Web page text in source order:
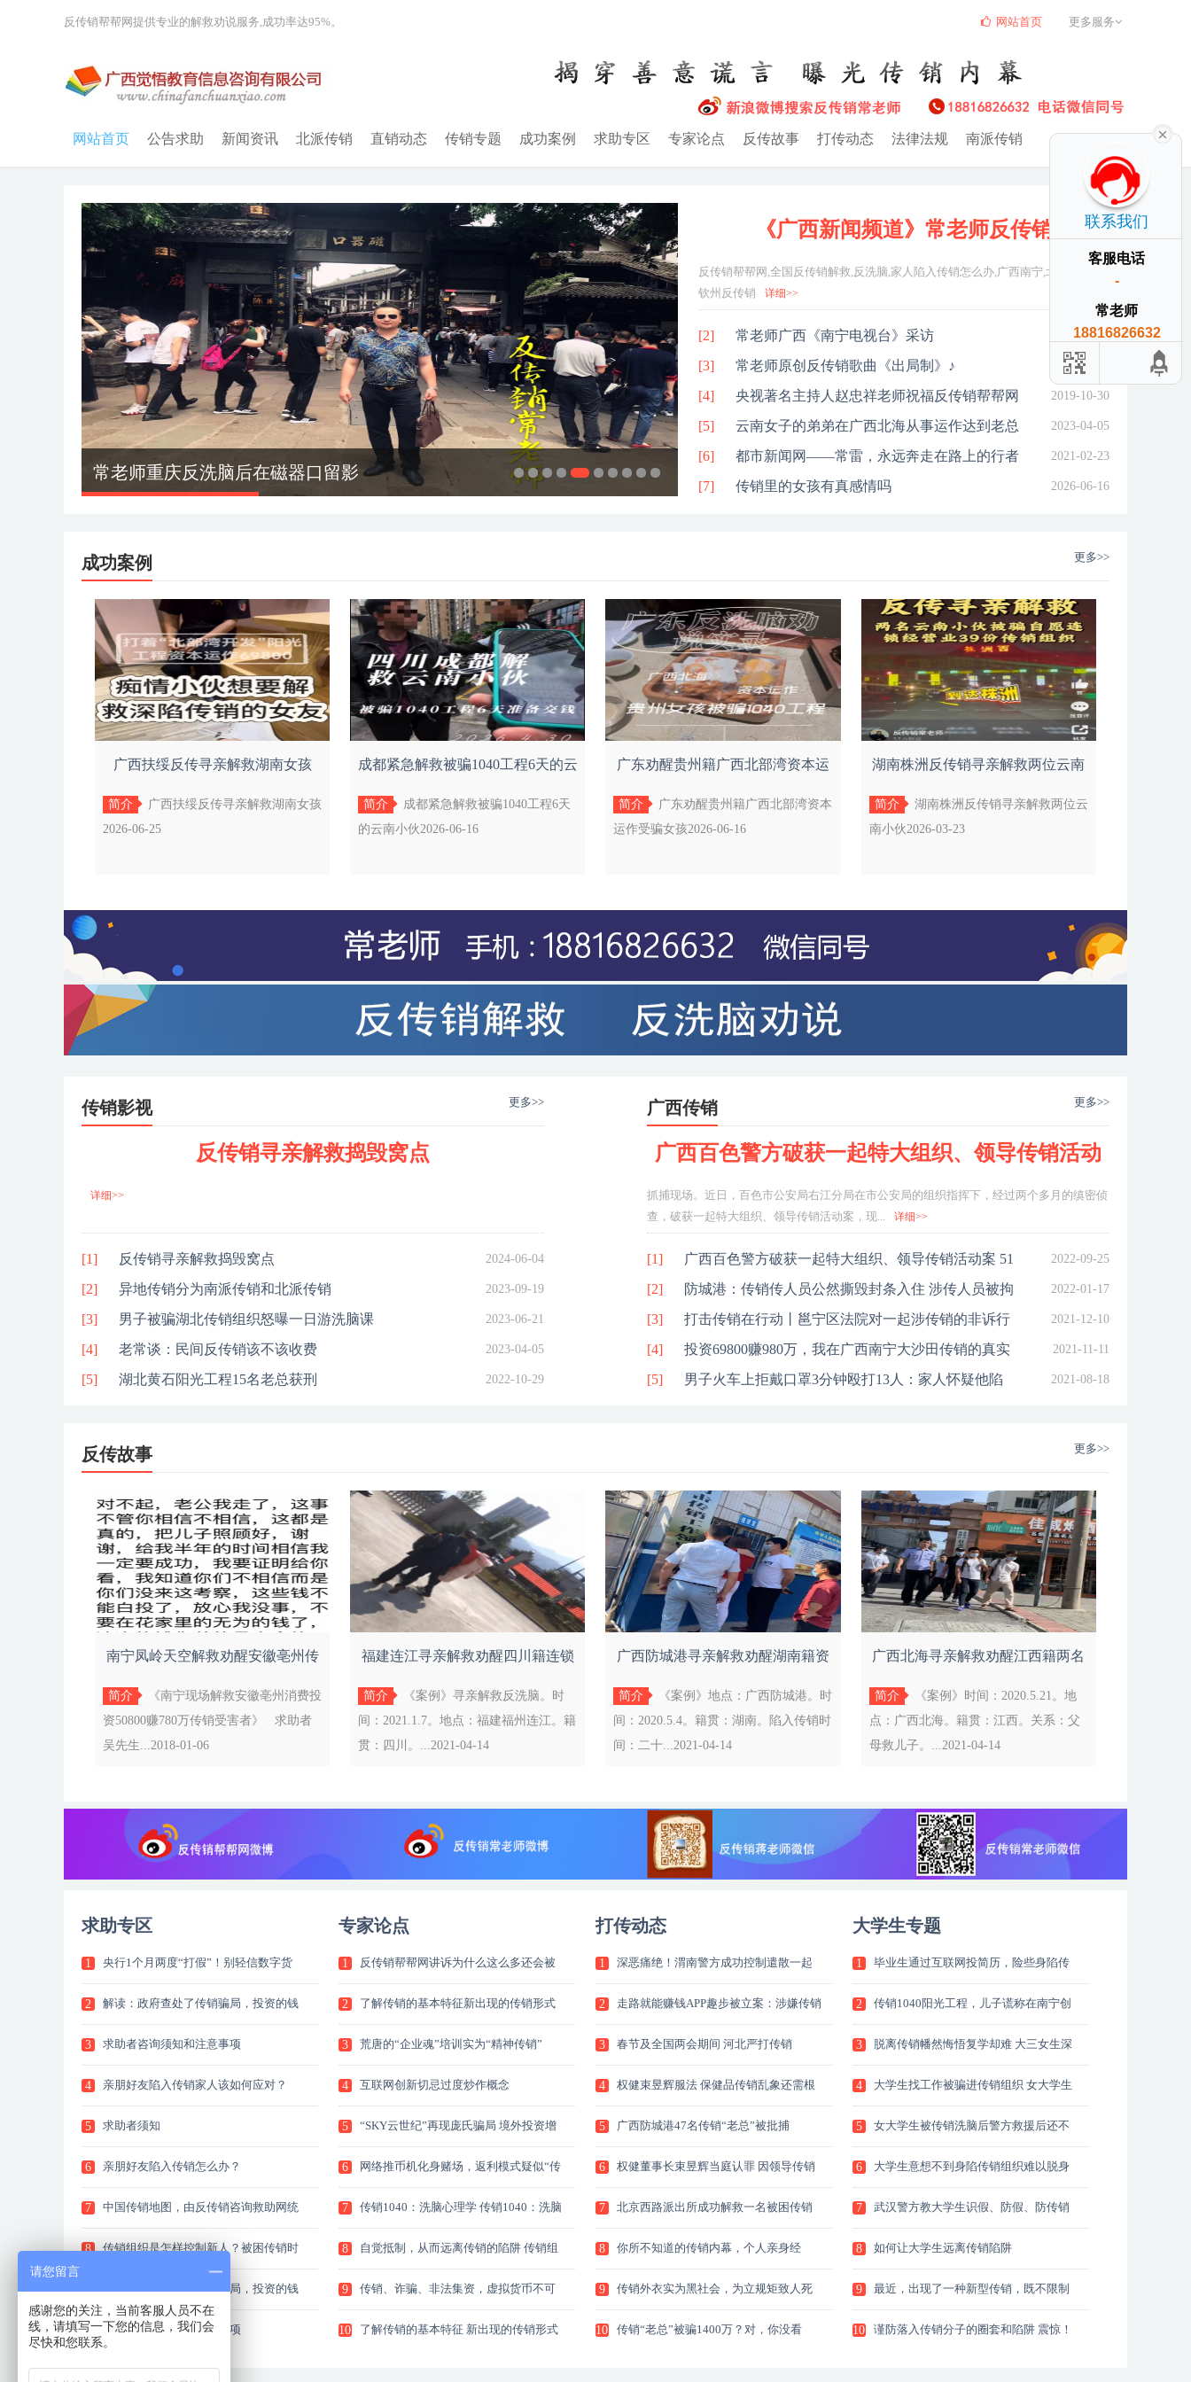
网站首页 公告求助 新闻资讯 北派传销 直销动态 传销专题 成功案例 求助专区 专家论点 反传故事 打传动态 法律法规 南派传销
网站首页 更多服务
反传销帮帮网提供专业的解救劝说服务,成功率达95%。
常老师重庆反洗脑后在磁器口留影
《广西新闻频道》常老师反传销
反传销帮帮网,全国反传销解救,反洗脑,家人陷入传销怎么办,广西南宁,北海,防城港,
钦州反传销
详细>>
[2] 常老师广西《南宁电视台》采访 2020-04-28
[3] 常老师原创反传销歌曲《出局制》♪ 2019-11-30
[4] 央视著名主持人赵忠祥老师祝福反传销帮帮网 2019-10-30
[5]
云南女子的弟弟在广西北海从事运作达到老总
级别被抓，留下弟媳妇带两个娃
2023-04-05
[6] 都市新闻网——常雷，永远奔走在路上的行者 2021-02-23
[7] 传销里的女孩有真感情吗 2026-06-16
成功案例 更多>>
广西扶绥反传寻亲解救湖南女孩
简介
广西扶绥反传寻亲解救湖南女孩
2026-06-25
成都紧急解救被骗1040工程6天的云
南小伙
简介
成都紧急解救被骗1040工程6天
的云南小伙2026-06-16
广东劝醒贵州籍广西北部湾资本运
作受骗女孩
简介
广东劝醒贵州籍广西北部湾资本
运作受骗女孩2026-06-16
湖南株洲反传销寻亲解救两位云南
小伙
简介
湖南株洲反传销寻亲解救两位云
南小伙2026-03-23
传销影视 更多>>
反传销寻亲解救捣毁窝点
详细>>
[1] 反传销寻亲解救捣毁窝点 2024-06-04
[2] 异地传销分为南派传销和北派传销 2023-09-19
[3] 男子被骗湖北传销组织怒曝一日游洗脑课 2023-06-21
[4] 老常谈：民间反传销该不该收费 2023-04-05
[5] 湖北黄石阳光工程15名老总获刑 2022-10-29
广西传销 更多>>
广西百色警方破获一起特大组织、领导传销活动
案 51个“A级老总”被一窝端
抓捕现场。近日，百色市公安局右江分局在市公安局的组织指挥下，经过两个多月的缜密侦
查，破获一起特大组织、领导传销活动案，现...
详细>>
[1]
广西百色警方破获一起特大组织、领导传销活动案 51
个“A级老总”被一窝端
2022-09-25
[2] 防城港：传销传人员公然撕毁封条入住 涉传人员被拘 2022-01-17
[3]
打击传销在行动丨邕宁区法院对一起涉传销的非诉行
政案件进行强制执行
2021-12-10
[4]
投资69800赚980万，我在广西南宁大沙田传销的真实
经历
2021-11-11
[5]
男子火车上拒戴口罩3分钟殴打13人：家人怀疑他陷
2021-08-18
反传故事 更多>>
南宁凤岭天空解救劝醒安徽亳州传
销受害者
简介
《南宁现场解救安徽亳州消费投
资50800赚780万传销受害者》 求助者
吴先生...2018-01-06
福建连江寻亲解救劝醒四川籍连锁
经营受害者
简介
《案例》寻亲解救反洗脑。时
间：2021.1.7。地点：福建福州连江。籍
贯：四川。...2021-04-14
广西防城港寻亲解救劝醒湖南籍资
本运作受害者
简介
《案例》地点：广西防城港。时
间：2020.5.4。籍贯：湖南。陷入传销时
间：二十...2021-04-14
广西北海寻亲解救劝醒江西籍两名
资本运作受害者
简介
《案例》时间：2020.5.21。地
点：广西北海。籍贯：江西。关系：父
母救儿子。...2021-04-14
求助专区
1
央行1个月两度“打假”！别轻信数字货
币“冒牌货” 或涉及诈骗传销
2
解读：政府查处了传销骗局，投资的钱
还能要回来吗?
3
求助者咨询须知和注意事项
4 亲朋好友陷入传销家人该如何应对？
5 求助者须知
6 亲朋好友陷入传销怎么办？
7
中国传销地图，由反传销咨询救助网统
计的全国传销现状
8
传销组织是怎样控制新人？被困传销时
9
解读：政府查处了传销骗局，投资的钱
还能要回来吗?
10
求助者咨询须知和注意事项
专家论点
1
反传销帮帮网讲诉为什么这么多还会被
骗的传销1040阳光工程是传销，为什么
还有人加入？原因在于……
2
了解传销的基本特征新出现的传销形式
有哪些，怎样识别？
3
荒唐的“企业魂”培训实为“精神传销”
4 互联网创新切忌过度炒作概念
5
“SKY云世纪”再现庞氏骗局 境外投资增
加追责难度
6
网络推币机化身赌场，返利模式疑似“传
销”，是否已触碰法律红线 网络推币
机“线上”化身赌场 返利模式
7
传销1040：洗脑心理学 传销1040：洗脑
心理学
8
自觉抵制，从而远离传销的陷阱 传销组
织又来新招式 烟台网警揭秘支招
9
传销、诈骗、非法集资，虚拟货币不可
触碰的高压线有哪些 传销诈骗非法集资
虚拟货币不可触碰的高压线有
10
了解传销的基本特征 新出现的传销形式
打传动态
1
深恶痛绝！渭南警方成功控制遣散一起
传销团伙 幸运挽救11组家庭
2
走路就能赚钱APP趣步被立案：涉嫌传销
更有金融诈骗
3
春节及全国两会期间 河北严打传销
4
权健束昱辉服法 保健品传销乱象还需根
治
5
广西防城港47名传销“老总”被批捕
6
权健董事长束昱辉当庭认罪 因领导传销
一审宣判九年
7
北京西路派出所成功解救一名被困传销
人员
8
你所不知道的传销内幕，个人亲身经
历：我在传销的那些日子
9
传销外衣实为黑社会，为立规矩致人死
亡，3主犯被判死缓！
10
传销“老总”被骗1400万？对，你没看
大学生专题
1
毕业生通过互联网投简历，险些身陷传
销组织该如何避免
2
传销1040阳光工程，儿子谎称在南宁创
业，父亲来一起打拼同样受骗传销的危
害，大学生轻信女同学感情邀约
3
脱离传销幡然悔悟复学却难 大三女生深
陷传销用假材料退学 脱离传销后想复学
4
大学生找工作被骗进传销组织 女大学生
找工作陷传销 拿刀对着手腕：不让走就
自杀
5
女大学生被传销洗脑后警方救援后还不
肯离开 女大学生误入传销组织 入戏太深
被解救后还不肯走
6
大学生意想不到身陷传销组织难以脱身
大学生才被解救 谁料他竟想再打入传销
7
武汉警方教大学生识假、防假、防传销
武汉警方教大学生识假、防假、防传销
8
如何让大学生远离传销陷阱
9
最近，出现了一种新型传销，既不限制
人身自由 这种新型传销大学生可要当心
10
谨防落入传销分子的圈套和陷阱 震惊！
联系我们
客服电话
-
常老师
18816826632
请您留言
感谢您的关注，当前客服人员不在
线，请填写一下您的信息，我们会
尽快和您联系。